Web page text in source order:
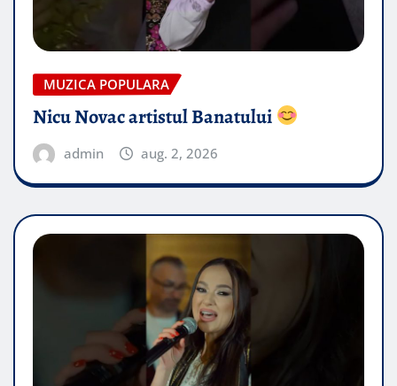
MUZICA POPULARA
Nicu Novac artistul Banatului
admin aug. 2, 2026